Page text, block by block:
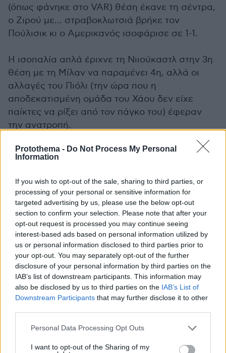
Protothema - Do Not Process My Personal
Information
If you wish to opt-out of the sale, sharing to third parties, or
processing of your personal or sensitive information for
targeted advertising by us, please use the below opt-out
section to confirm your selection. Please note that after your
opt-out request is processed you may continue seeing
interest-based ads based on personal information utilized by
us or personal information disclosed to third parties prior to
your opt-out. You may separately opt-out of the further
disclosure of your personal information by third parties on the
IAB’s list of downstream participants. This information may
also be disclosed by us to third parties on the IAB’s List of
Downstream Participants that may further disclose it to other
Please note that this website/app uses one or more Google
not limited to your visit or usage behaviour. You may click to
Personal Data Processing Opt Outs
I want to opt-out of the Sharing of my
(όπως φάνηκε στο VAR) θέση έκανε τη σέντρα,
ο Ζιρού με... στραβοκλωτσιά βρήκε τον
Πούλισικ κι ο Αμερικανός ισοφάρισε σε 1-1.
Η ισοπαλία απλά έριχνε τη Νιιούκαστλ στην 3η
θέση με τη Μίλαν να παραμένει 4η, αλλά οι
αλλαγές του Πιόλι (την ώρα που η
αποδεκατισμένη ομάδα του Χάου δεν είχε
παίκτες να ρίξει από τον πάγκο του) έφεραν
την ανατροπή.
Στο 84' ο Γιόβιτς βρήκε τον Τσουκουέζε κι ο
Ντουμπράβκα για το 1-2...
Η Μίλαν περίμενε ως το φινάλε ένα δώρο από
τη Ντόρτμουντ μη τυχόν και βρεθεί αυτή στη 2η
θέση, αλλά το τελευταίο σφύριγμα τη βρήκε να
συνεχίζει στο Europa League...
Κι η Νιούκαστλ των Σαουδαράβων, έγινε η
δεύτερη βρετανική ομάδα που αποχαιρετά την
Ευρώπη ως 4η του ομίλου της μετά τη
Λειψία-Γιουνγκ Μπόις 2-1